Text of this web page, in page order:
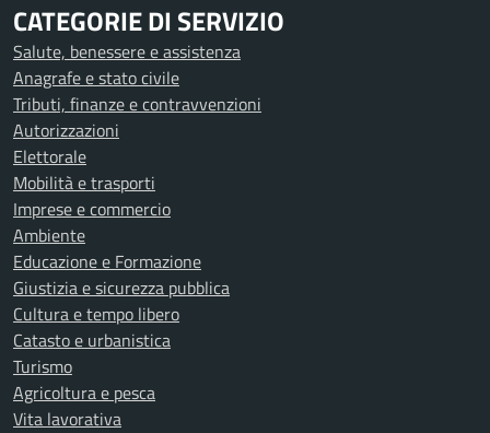
CATEGORIE DI SERVIZIO
Salute, benessere e assistenza
Anagrafe e stato civile
Tributi, finanze e contravvenzioni
Autorizzazioni
Elettorale
Mobilità e trasporti
Imprese e commercio
Ambiente
Educazione e Formazione
Giustizia e sicurezza pubblica
Cultura e tempo libero
Catasto e urbanistica
Turismo
Agricoltura e pesca
Vita lavorativa